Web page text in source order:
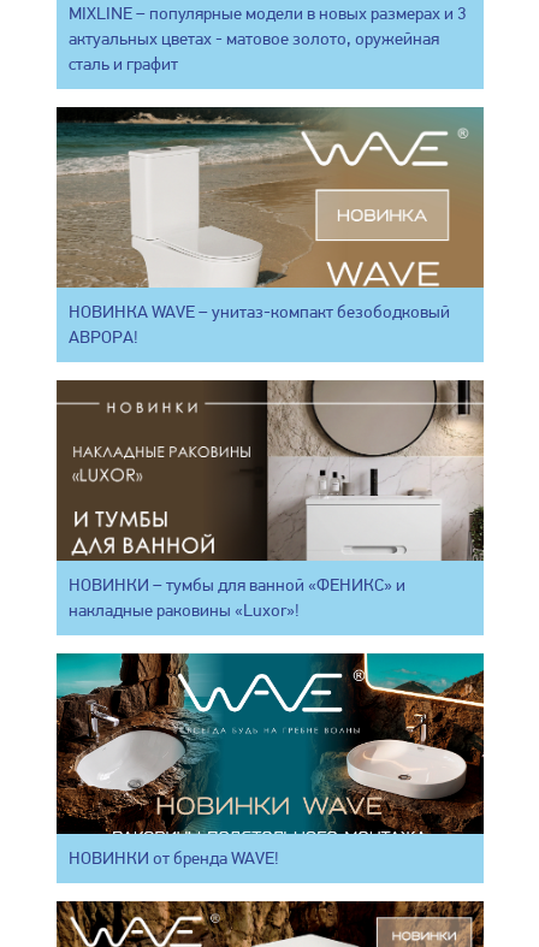
MIXLINE – популярные модели в новых размерах и 3
актуальных цветах - матовое золото, оружейная
сталь и графит
НОВИНКА WAVE – унитаз-компакт безободковый
АВРОРА!
НОВИНКИ – тумбы для ванной «ФЕНИКС» и
накладные раковины «Luxor»!
НОВИНКИ от бренда WAVE!